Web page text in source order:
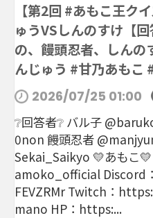
【第2回 #あもこ王ク
ゅうVSしんのすけ【
の、饅頭忍者、しんの
んじゅう #甘乃あも
2026/07/25 01:00
❔回答者❔ バル子
0non 饅頭忍者
Sekai_Saikyo 💛あも
amoko_official
FEVZRMr Twitch：
mano HP：https:...